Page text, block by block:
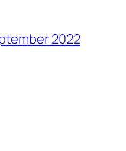
2022